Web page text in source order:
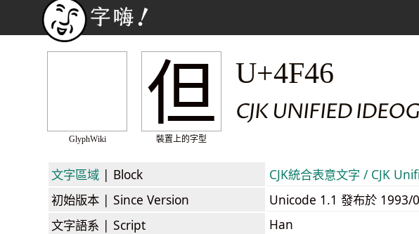
GlyphWiki
但
裝置上的字型
U+4F46
CJK UNIFIED
文字區域 | Block CJK統合表意文字 / CJK
初始版本 | Since Version
Unicode 1.1 發布於 1993/
文字語系 | Script
Han